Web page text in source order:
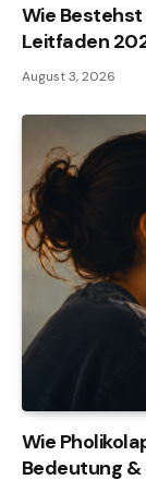
Wie Bestehst
Leitfaden
August 3, 2026
Wie
Bedeutung